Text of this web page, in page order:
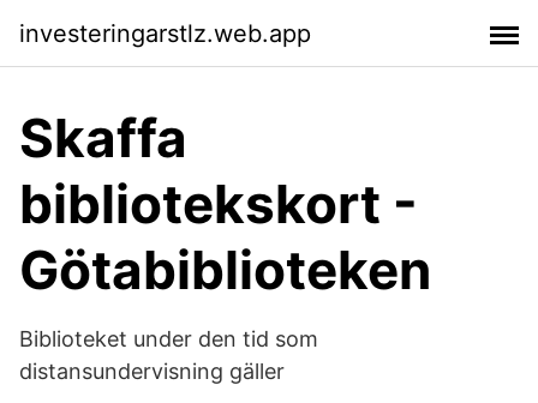
investeringarstlz.web.app
Skaffa
bibliotekskort -
Götabiblioteken
Biblioteket under den tid som
distansundervisning gäller